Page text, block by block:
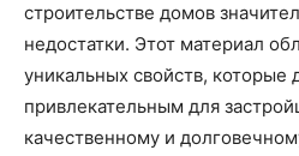
строительстве домов
недостатки. Этот материал
уникальных свойств, которые
привлекательным для
качественному и